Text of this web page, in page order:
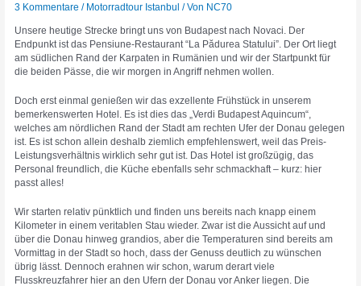
3 Kommentare / Motorradtour Istanbul / Von NC70
Unsere heutige Strecke bringt uns von Budapest nach Novaci. Der
Endpunkt ist das Pensiune-Restaurant “La Pădurea Statului”. Der Ort liegt
am südlichen Rand der Karpaten in Rumänien und wir der Startpunkt für
die beiden Pässe, die wir morgen in Angriff nehmen wollen.
Doch erst einmal genießen wir das exzellente Frühstück in unserem
bemerkenswerten Hotel. Es ist dies das „Verdi Budapest Aquincum“,
welches am nördlichen Rand der Stadt am rechten Ufer der Donau gelegen
ist. Es ist schon allein deshalb ziemlich empfehlenswert, weil das Preis-
Leistungsverhältnis wirklich sehr gut ist. Das Hotel ist großzügig, das
Personal freundlich, die Küche ebenfalls sehr schmackhaft – kurz: hier
passt alles!
Wir starten relativ pünktlich und finden uns bereits nach knapp einem
Kilometer in einem veritablen Stau wieder. Zwar ist die Aussicht auf und
über die Donau hinweg grandios, aber die Temperaturen sind bereits am
Vormittag in der Stadt so hoch, dass der Genuss deutlich zu wünschen
übrig lässt. Dennoch erahnen wir schon, warum derart viele
Flusskreuzfahrer hier an den Ufern der Donau vor Anker liegen. Die